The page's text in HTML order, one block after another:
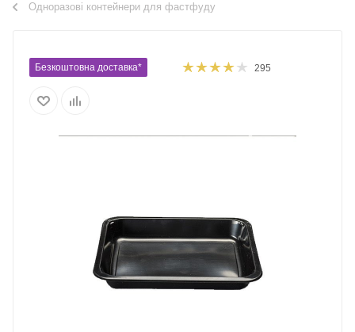
Одноразові контейнери для фастфуду
Безкоштовна доставка* 295